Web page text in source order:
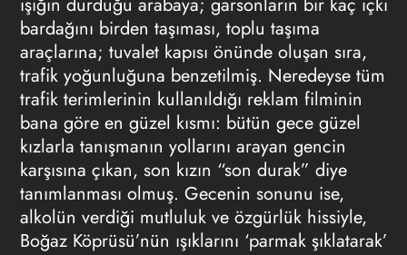
bardağını birden taşıması, toplu taşıma
araçlarına; tuvalet kapısı önünde oluşan sıra,
trafik yoğunluğuna benzetilmiş. Neredeyse tüm
trafik terimlerinin kullanıldığı reklam filminin
bana göre en güzel kısmı: bütün gece güzel
kızlarla tanışmanın yollarını arayan gencin
karşısına çıkan, son kızın “son durak” diye
tanımlanması olmuş. Gecenin sonunu ise,
alkolün verdiği mutluluk ve özgürlük hissiyle,
Boğaz Köprüsü’nün ışıklarını ‘parmak şıklatarak’